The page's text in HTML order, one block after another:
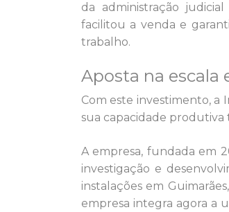
da administração
facilitou a venda e
trabalho.
Aposta na escala
Com este investimento, a
sua capacidade produtiva
A empresa, fundada em
investigação e
instalações em
empresa integra agora a